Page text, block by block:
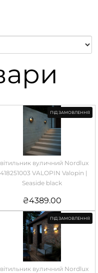
ПІД ЗАМОВЛЕННЯ
вуличний Nordlux
VALOPIN Valopin |
Seaside black
₴4389.00
ПІД ЗАМОВЛЕННЯ
вуличний Nordlux